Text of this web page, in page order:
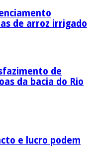
de arroz irrigado
de
da bacia do Rio
e lucro podem